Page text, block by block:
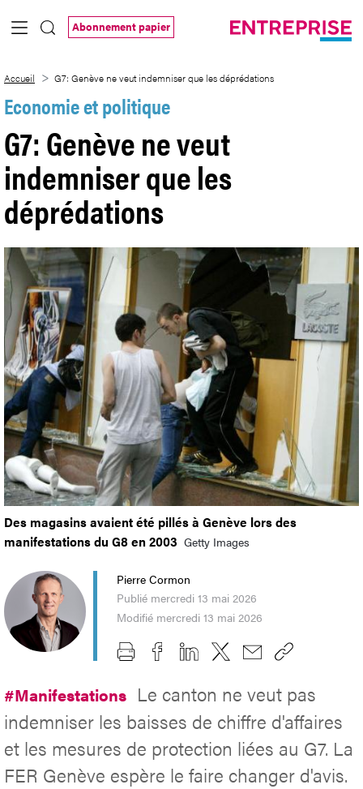
Saut au contenu principal
Abonnement papier
Accueil G7: Genève ne veut indemniser que les déprédations
Economie et politique
G7: Genève ne veut
indemniser que les
déprédations
Des magasins avaient été pillés à Genève lors des
manifestations du G8 en 2003 Getty Images
Pierre Cormon
Publié mercredi 13 mai 2026
Modifié mercredi 13 mai 2026
#Manifestations Le canton ne veut pas
indemniser les baisses de chiffre d'affaires
et les mesures de protection liées au G7. La
FER Genève espère le faire changer d'avis.